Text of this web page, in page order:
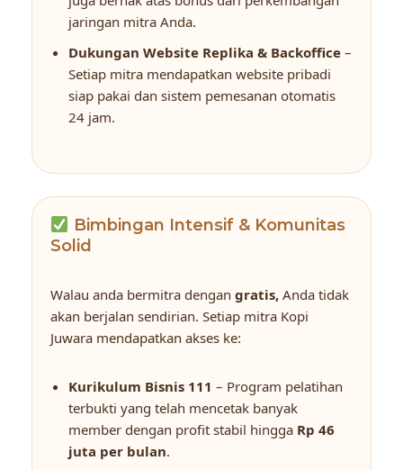
jaringan mitra Anda.
Dukungan Website Replika & Backoffice –
Setiap mitra mendapatkan website pribadi
siap pakai dan sistem pemesanan otomatis
24 jam.
Bimbingan Intensif & Komunitas
Solid
Walau anda bermitra dengan gratis, Anda tidak
akan berjalan sendirian. Setiap mitra Kopi
Juwara mendapatkan akses ke:
Kurikulum Bisnis 111 – Program pelatihan
terbukti yang telah mencetak banyak
member dengan profit stabil hingga Rp 46
juta per bulan.